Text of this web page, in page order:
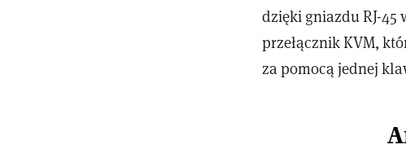
dzięki gniazdu RJ-45
przełącznik KVM,
za pomocą jednej